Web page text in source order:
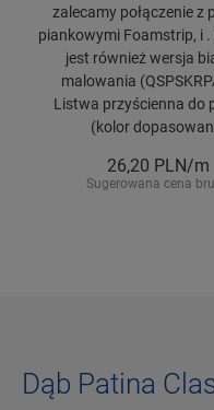
zalecamy połączenie z
piankowymi Foamstrip, i .
jest również wersja
malowania
Listwa przyścienna do
(kolor
26,20 PLN/m
Sugerowana cena
Dąb Patina